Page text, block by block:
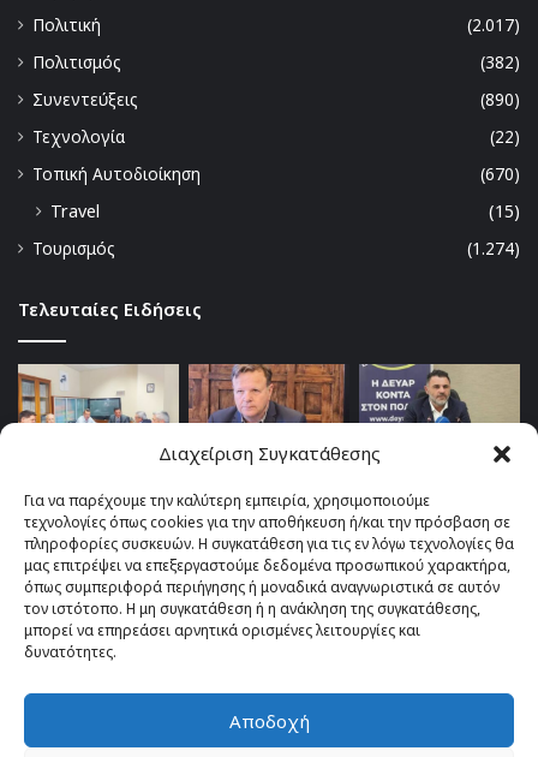
Διαχείριση Συγκατάθεσης
Για να παρέχουμε την καλύτερη εμπειρία, χρησιμοποιούμε
τεχνολογίες όπως cookies για την αποθήκευση ή/και την πρόσβαση σε
πληροφορίες συσκευών. Η συγκατάθεση για τις εν λόγω τεχνολογίες θα
μας επιτρέψει να επεξεργαστούμε δεδομένα προσωπικού χαρακτήρα,
όπως συμπεριφορά περιήγησης ή μοναδικά αναγνωριστικά σε αυτόν
τον ιστότοπο. Η μη συγκατάθεση ή η ανάκληση της συγκατάθεσης,
μπορεί να επηρεάσει αρνητικά ορισμένες λειτουργίες και
δυνατότητες.
Αποδοχή
Πολιτική
(2.017)
Πολιτισμός
(382)
Συνεντεύξεις
(890)
Τεχνολογία
(22)
Τοπική Αυτοδιοίκηση
(670)
Travel
(15)
Τουρισμός
(1.274)
Τελευταίες Ειδήσεις
© Copyright 2026, All Rights Reserved |TOP fm 102.4